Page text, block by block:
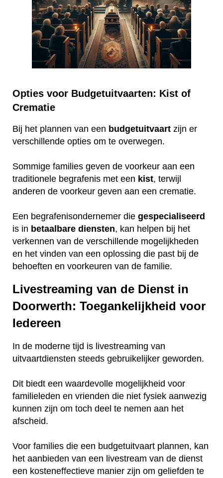
Opties voor Budgetuitvaarten: Kist of
Crematie
Bij het plannen van een budgetuitvaart zijn er
verschillende opties om te overwegen.
Sommige families geven de voorkeur aan een
traditionele begrafenis met een kist, terwijl
anderen de voorkeur geven aan een crematie.
Een begrafenisondernemer die gespecialiseerd
is in betaalbare diensten, kan helpen bij het
verkennen van de verschillende mogelijkheden
en het vinden van een oplossing die past bij de
behoeften en voorkeuren van de familie.
Livestreaming van de Dienst in
Doorwerth: Toegankelijkheid voor
Iedereen
In de moderne tijd is livestreaming van
uitvaartdiensten steeds gebruikelijker geworden.
Dit biedt een waardevolle mogelijkheid voor
familieleden en vrienden die niet fysiek aanwezig
kunnen zijn om toch deel te nemen aan het
afscheid.
Voor families die een budgetuitvaart plannen, kan
het aanbieden van een livestream van de dienst
een kosteneffectieve manier zijn om geliefden te